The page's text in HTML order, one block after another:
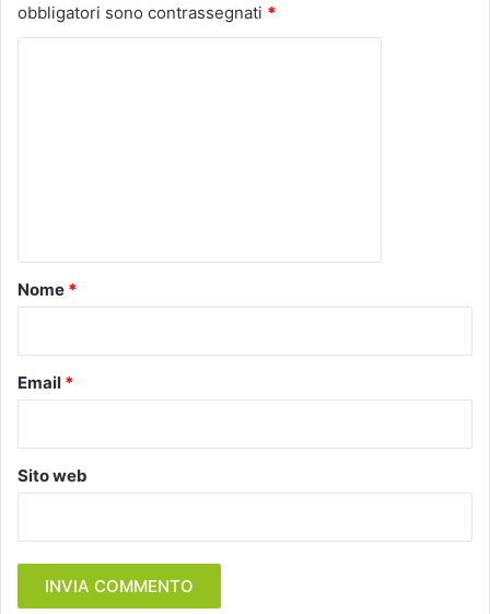
obbligatori sono contrassegnati *
o
Nome *
Email *
Sito web